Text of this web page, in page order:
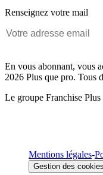
Renseignez votre mail
En vous abonnant, vous
2026 Plus que pro. Tous
Le groupe Franchise Plus
Mentions légales-
Gestion des cookies